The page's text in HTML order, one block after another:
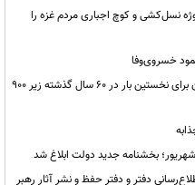
نسل‌کشی و کوچ اجباری مردم غزه را
خسروی‌وفا
سقوط تاریخی نرخ تولد در ایران؛ شمار نوزادان برای نخستین بار در ۶۰ سال گذشته زیر ۹۰۰
بخشنامه جدید دولت ابلاغ شد
دفتر و دفتر حفظ و نشر آثار رهبر